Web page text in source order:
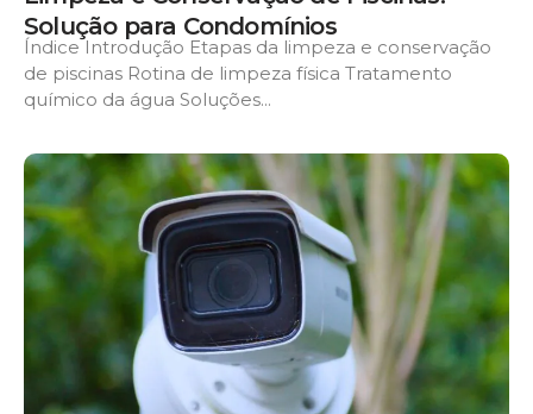
Solução para Condomínios
Índice Introdução Etapas da limpeza e conservação
de piscinas Rotina de limpeza física Tratamento
químico da água Soluções...